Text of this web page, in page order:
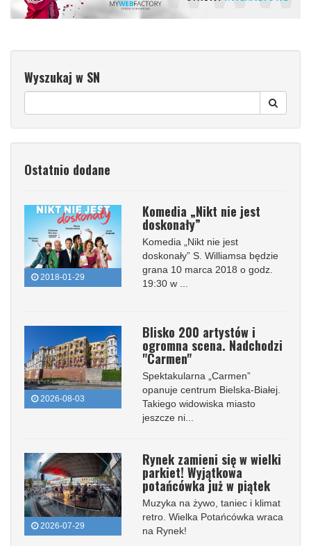
Wyszukaj w SN
Ostatnio dodane
2018-01-29
Komedia „Nikt nie jest
doskonały”
Komedia „Nikt nie jest
doskonały” S. Williamsa będzie
grana 10 marca 2018 o godz.
19:30 w ...
2026-08-03
Blisko 200 artystów i
ogromna scena. Nadchodzi
"Carmen"
Spektakularna „Carmen”
opanuje centrum Bielska-Białej.
Takiego widowiska miasto
jeszcze ni...
2026-07-29
Rynek zamieni się w wielki
parkiet! Wyjątkowa
potańcówka już w piątek
Muzyka na żywo, taniec i klimat
retro. Wielka Potańcówka wraca
na Rynek!